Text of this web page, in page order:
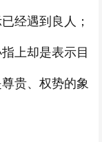
经遇到良人；
上却是表示目
贵、权势的象